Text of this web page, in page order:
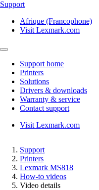
Support
Afrique (Francophone)
Visit Lexmark.com
Support home
Printers
Solutions
Drivers & downloads
Warranty & service
Contact support
Visit Lexmark.com
Support
Printers
Lexmark MS818
How-to videos
Video details